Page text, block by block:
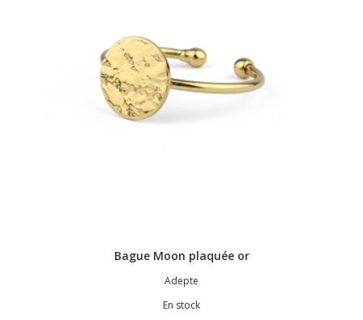
Bague Moon plaquée or
Adepte
En stock